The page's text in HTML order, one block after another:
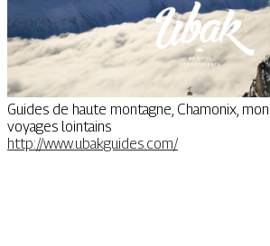
Guides de haute montagne, Chamonix,
voyages lointains
http://www.ubakguides.com/